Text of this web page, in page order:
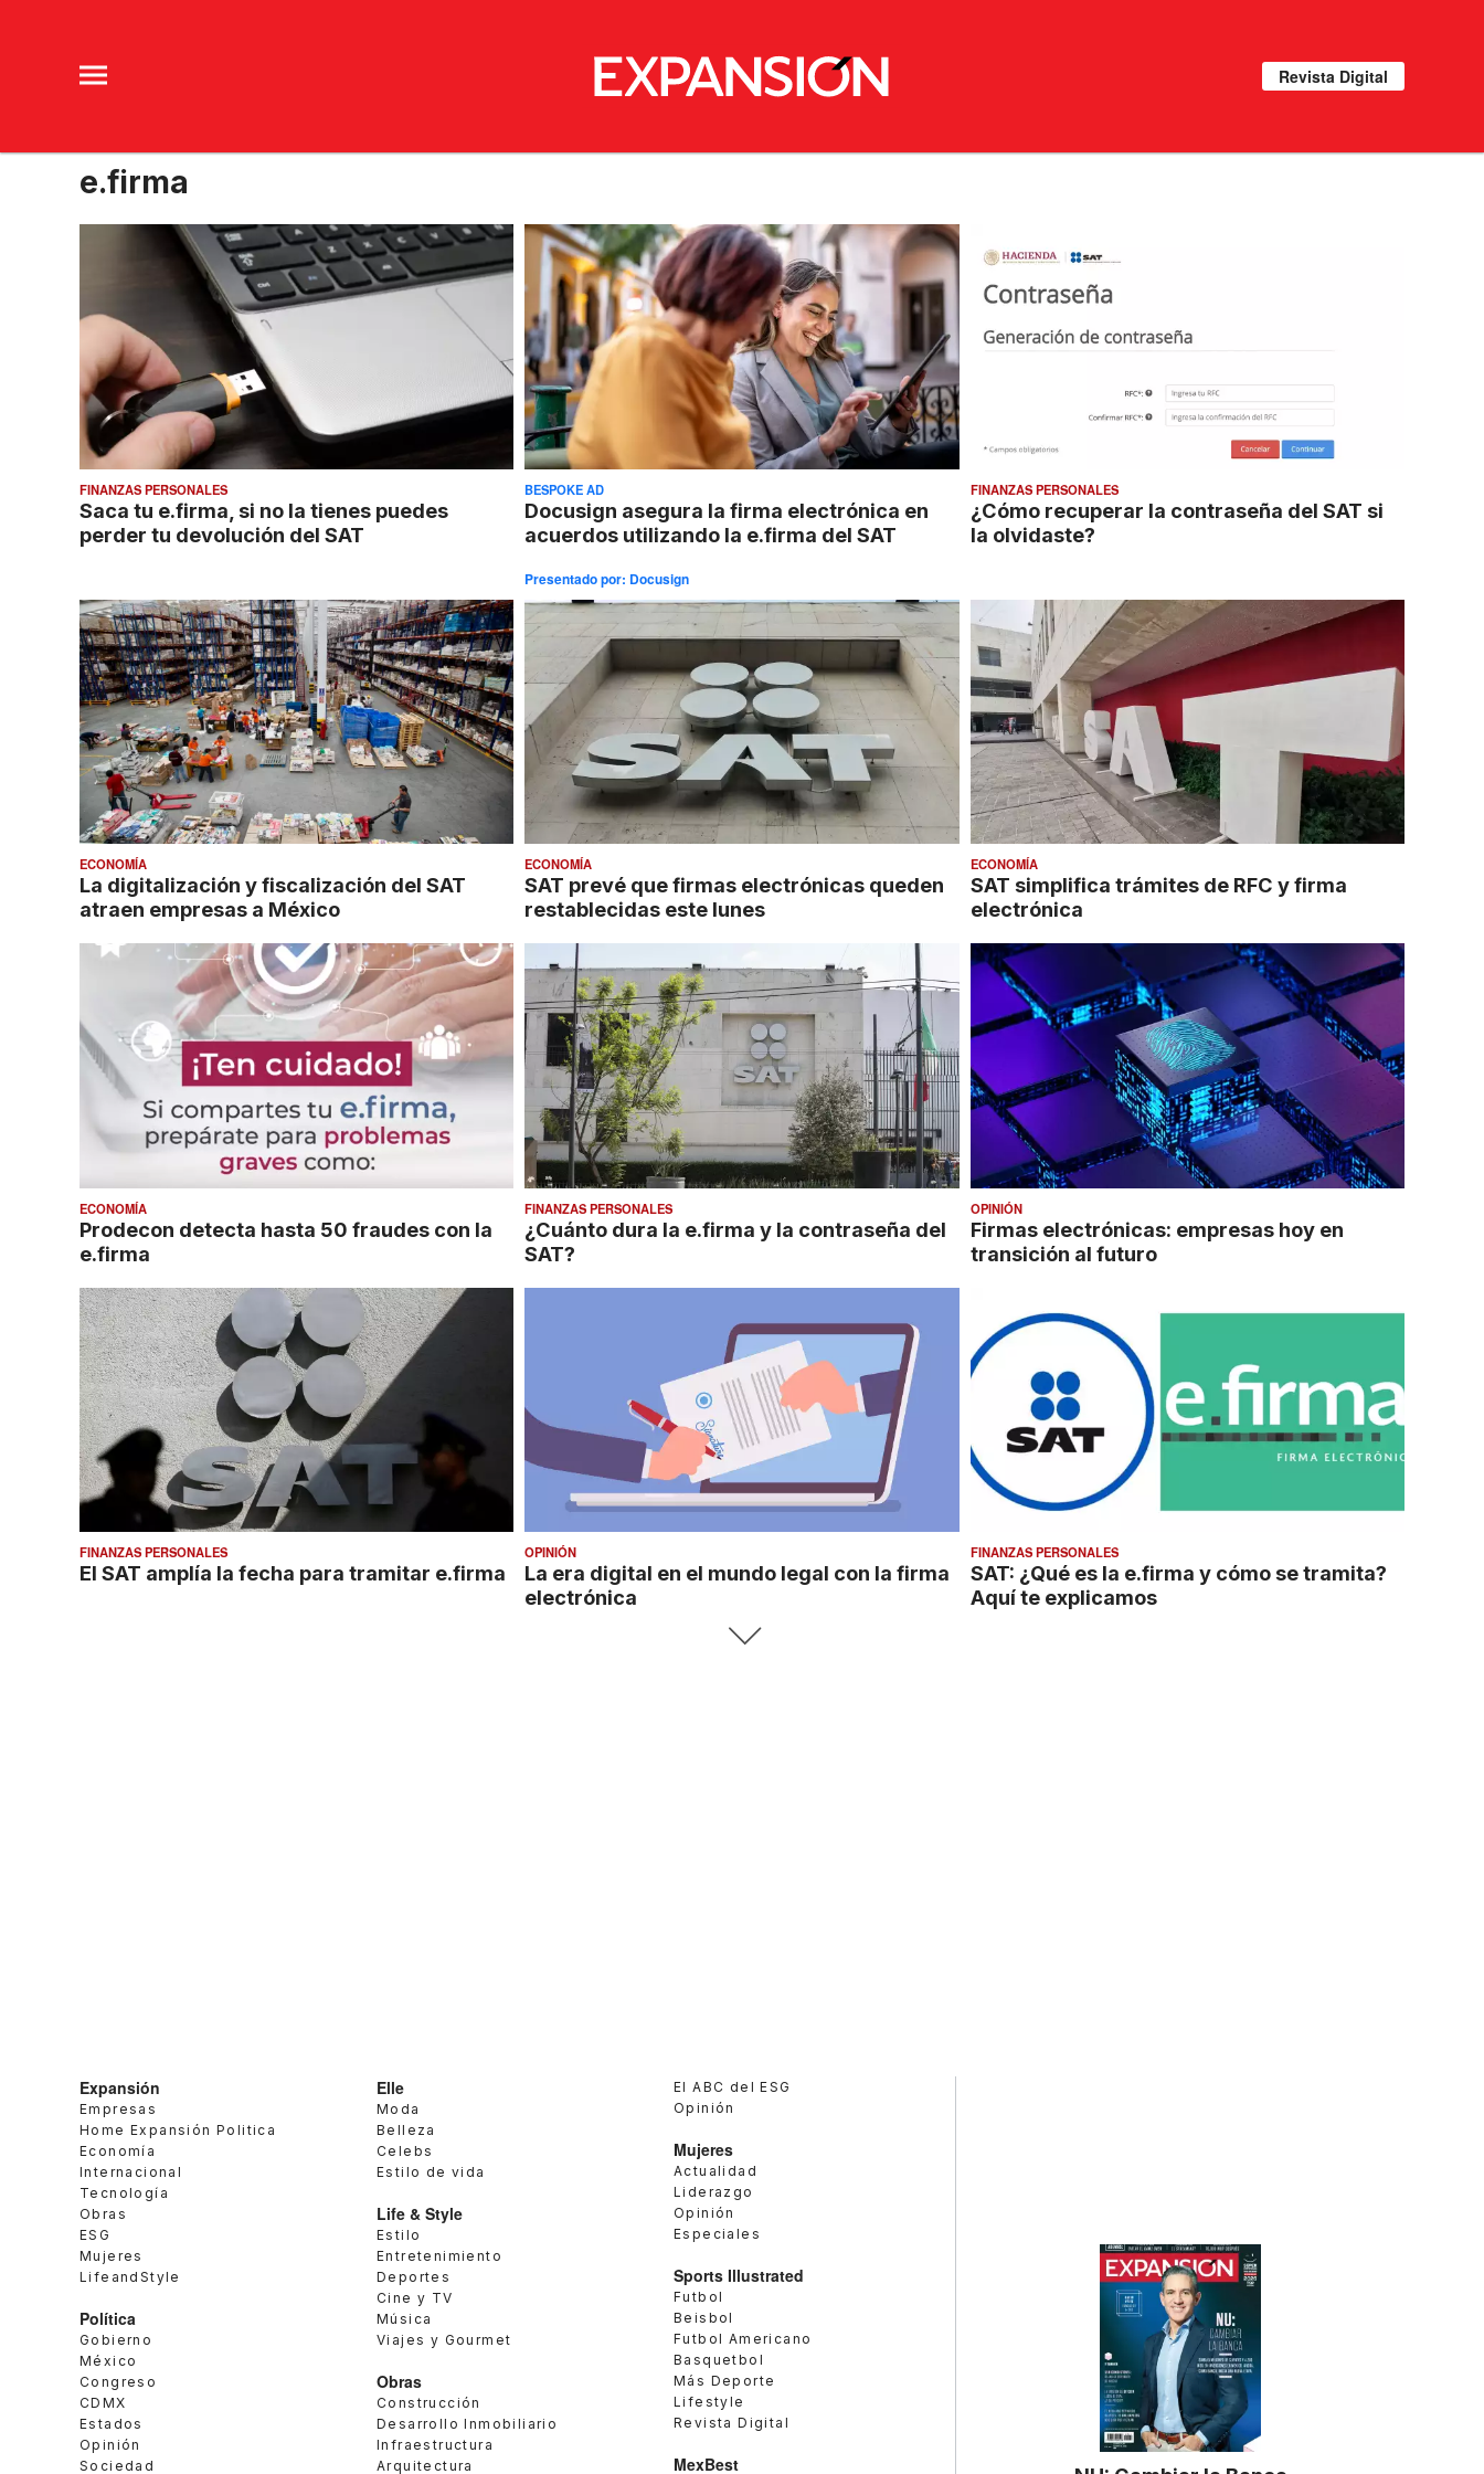
Revista Digital
e.firma
FINANZAS PERSONALES
Saca tu e.firma, si no la tienes puedes
perder tu devolución del SAT
BESPOKE AD
Docusign asegura la firma electrónica en
acuerdos utilizando la e.firma del SAT
Presentado por: Docusign
FINANZAS PERSONALES
¿Cómo recuperar la contraseña del SAT si
la olvidaste?
ECONOMÍA
La digitalización y fiscalización del SAT
atraen empresas a México
ECONOMÍA
SAT prevé que firmas electrónicas queden
restablecidas este lunes
ECONOMÍA
SAT simplifica trámites de RFC y firma
electrónica
ECONOMÍA
Prodecon detecta hasta 50 fraudes con la
e.firma
FINANZAS PERSONALES
¿Cuánto dura la e.firma y la contraseña del
SAT?
OPINIÓN
Firmas electrónicas: empresas hoy en
transición al futuro
FINANZAS PERSONALES
El SAT amplía la fecha para tramitar e.firma
OPINIÓN
La era digital en el mundo legal con la firma
electrónica
FINANZAS PERSONALES
SAT: ¿Qué es la e.firma y cómo se tramita?
Aquí te explicamos
Expansión
Empresas
Home Expansión Politica
Economía
Internacional
Tecnología
Obras
ESG
Mujeres
LifeandStyle
Política
Gobierno
México
Congreso
CDMX
Estados
Opinión
Sociedad
Elle
Moda
Belleza
Celebs
Estilo de vida
Life & Style
Estilo
Entretenimiento
Deportes
Cine y TV
Música
Viajes y Gourmet
Obras
Construcción
Desarrollo Inmobiliario
Infraestructura
Arquitectura
El ABC del ESG
Opinión
Mujeres
Actualidad
Liderazgo
Opinión
Especiales
Sports Illustrated
Futbol
Beisbol
Futbol Americano
Basquetbol
Más Deporte
Lifestyle
Revista Digital
MexBest